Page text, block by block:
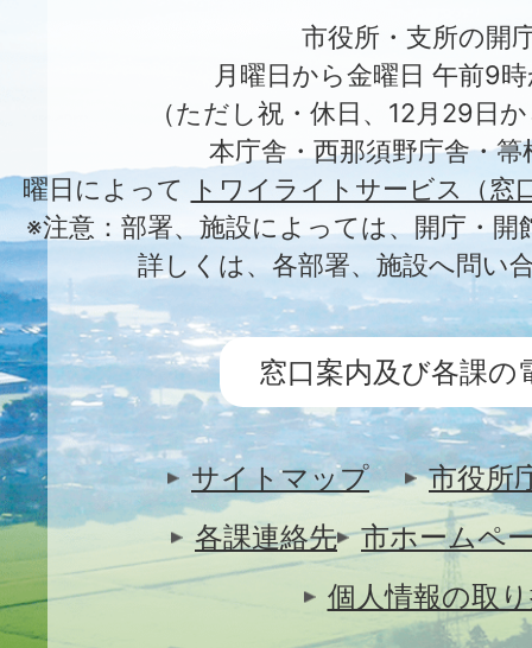
市役所・支所の開
月曜日から金曜日 午前9
（ただし祝・休日、12月29日
本庁舎・西那須野庁舎・
曜日によって
トワイライトサービス（窓
※注意：部署、施設によっては、開庁・
詳しくは、各部署、施設へ問い
窓口案内及び各課の
サイトマップ
市役所
各課連絡先
市ホームペ
個人情報の取